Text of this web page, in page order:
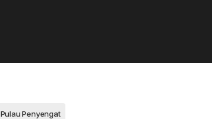
Pulau Penyengat